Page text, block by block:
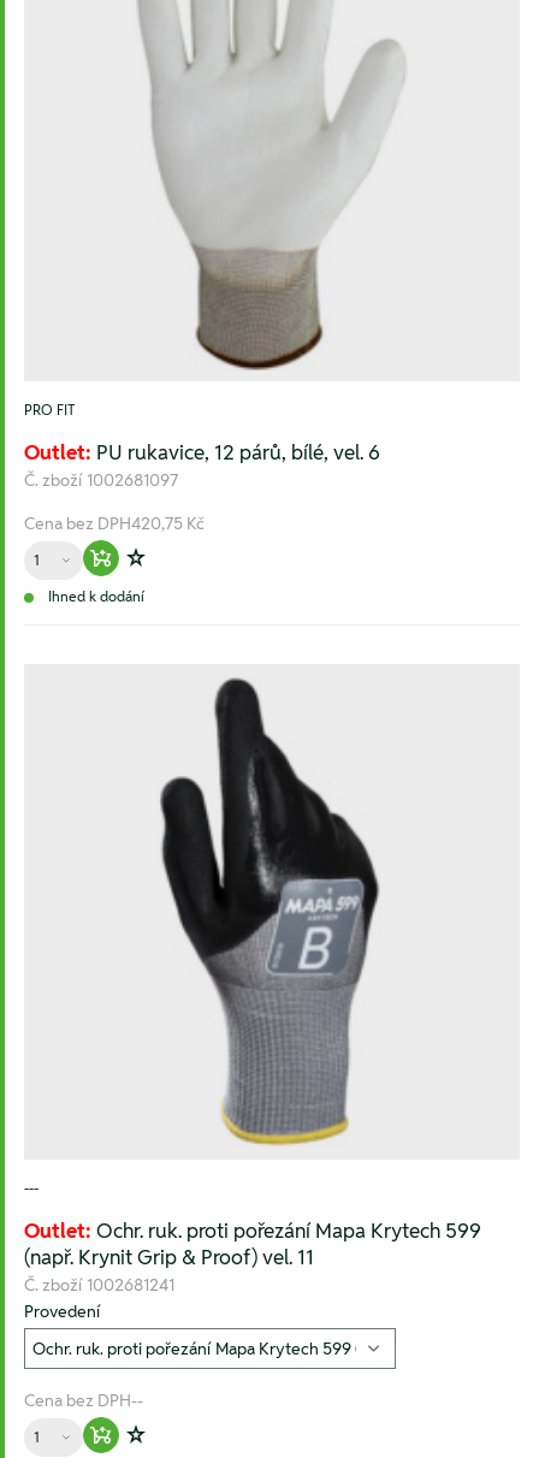
PRO FIT
Outlet: PU rukavice, 12 párů, bílé, vel. 6
Č. zboží 1002681097
Cena bez DPH420,75 Kč
Množství
Warenkorb hinzufügen
Zur Wunschliste hinzufügen
Ihned k dodání
---
Outlet: Ochr. ruk. proti pořezání Mapa Krytech 599
(např. Krynit Grip & Proof) vel. 11
Č. zboží 1002681241
Provedení
Cena bez DPH--
Množství
Warenkorb hinzufügen
Zur Wunschliste hinzufügen